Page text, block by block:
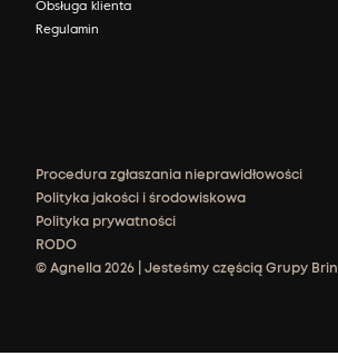
Obsługa klienta
Regulamin
Procedura zgłaszania nieprawidłowości
Polityka jakości i środowiskowa
Polityka prywatności
RODO
© Agnella 2026 | Jesteśmy częścią Grupy